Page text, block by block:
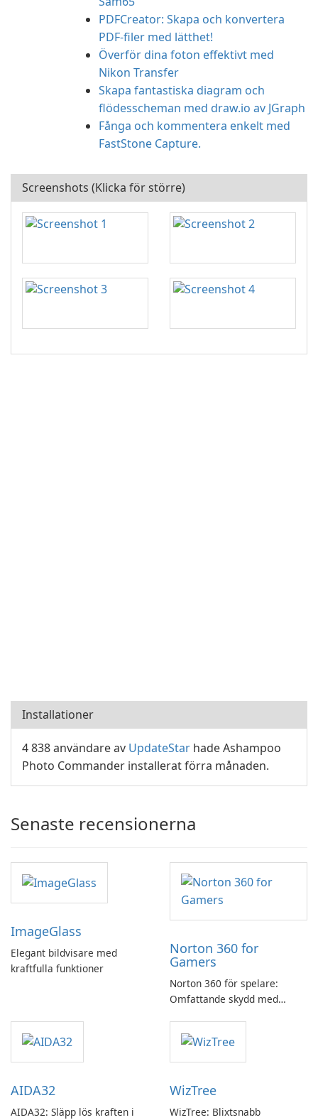
PDFCreator: Skapa och konvertera
PDF-filer med lätthet!
Överför dina foton effektivt med
Nikon Transfer
Skapa fantastiska diagram och
flödesscheman med draw.io av JGraph
Fånga och kommentera enkelt med
FastStone Capture.
Screenshots (Klicka för större)
Installationer
4 838 användare av UpdateStar hade Ashampoo
Photo Commander installerat förra månaden.
Senaste recensionerna
ImageGlass
Elegant bildvisare med
kraftfulla funktioner
Norton 360 for
Gamers
Norton 360 för spelare:
Omfattande skydd med
AIDA32
AIDA32: Släpp lös kraften i
WizTree
WizTree: Blixtsnabb